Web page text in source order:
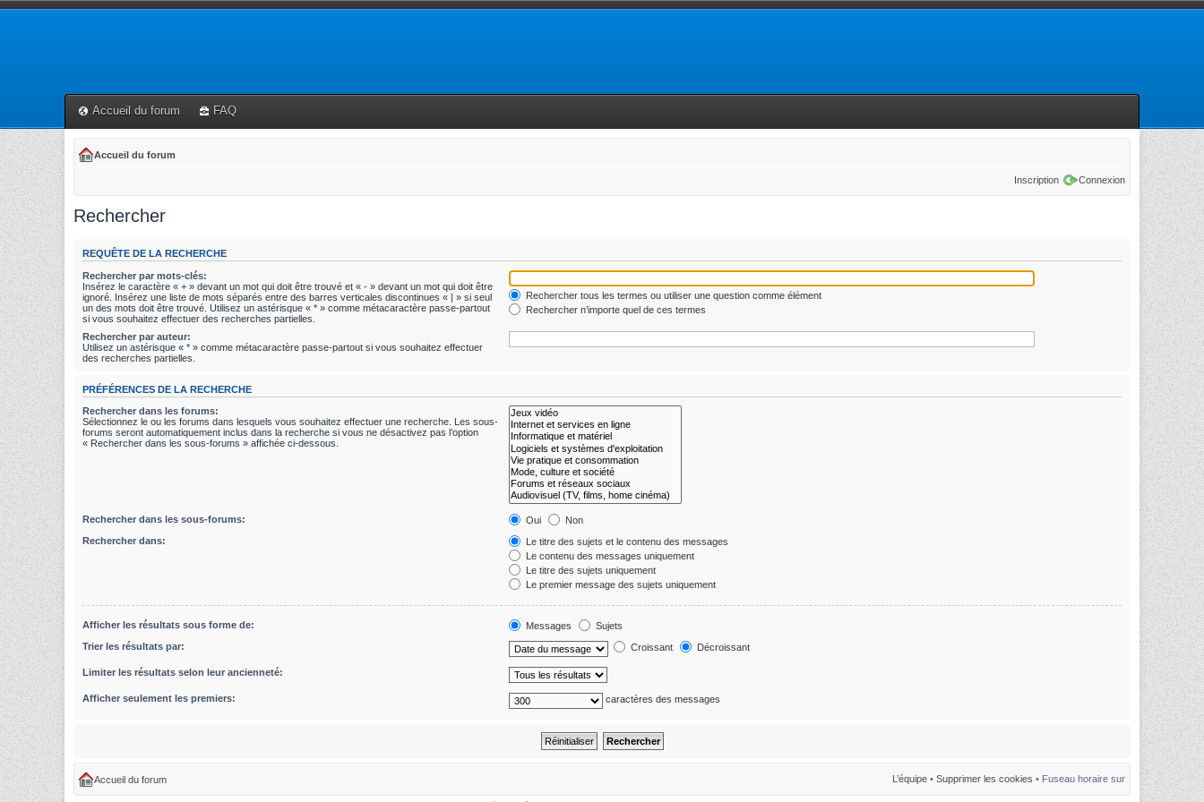
Accueil du forum FAQ
Accueil du forum
Inscription Connexion
Rechercher
REQUÊTE DE LA RECHERCHE
Rechercher par mots-clés:
Insérez le caractère « + » devant un mot qui doit être trouvé et « - » devant un mot qui doit être
ignoré. Insérez une liste de mots séparés entre des barres verticales discontinues « | » si seul
un des mots doit être trouvé. Utilisez un astérisque « * » comme métacaractère passe-partout
si vous souhaitez effectuer des recherches partielles.
Rechercher tous les termes ou utiliser une question comme élément
Rechercher n’importe quel de ces termes
Rechercher par auteur:
Utilisez un astérisque « * » comme métacaractère passe-partout si vous souhaitez effectuer
des recherches partielles.
PRÉFÉRENCES DE LA RECHERCHE
Rechercher dans les forums:
Sélectionnez le ou les forums dans lesquels vous souhaitez effectuer une recherche. Les sous-
forums seront automatiquement inclus dans la recherche si vous ne désactivez pas l’option
« Rechercher dans les sous-forums » affichée ci-dessous.
Rechercher dans les sous-forums: Oui
Non
Rechercher dans:
Le titre des sujets et le contenu des messages
Le contenu des messages uniquement
Le titre des sujets uniquement
Le premier message des sujets uniquement
Afficher les résultats sous forme de: Messages
Sujets
Trier les résultats par:
Croissant Décroissant
Limiter les résultats selon leur ancienneté:
Afficher seulement les premiers: caractères des messages
Accueil du forum L’équipe • Supprimer les cookies • Fuseau horaire sur